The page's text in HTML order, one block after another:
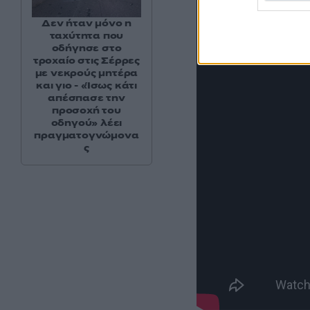
Δεν ήταν μόνο η
ταχύτητα που
οδήγησε στο
τροχαίο στις Σέρρες
με νεκρούς μητέρα
και γιο - «Ίσως κάτι
απέσπασε την
προσοχή του
οδηγού» λέει
πραγματογνώμονα
ς